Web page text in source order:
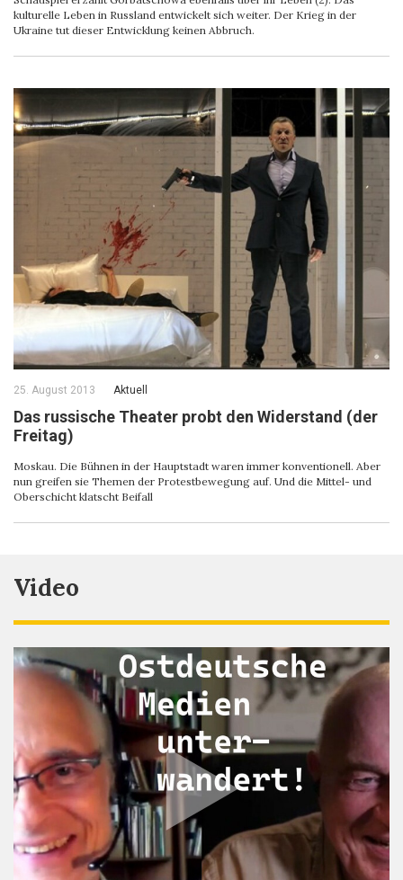
kulturelle Leben in Russland entwickelt sich weiter. Der Krieg in der
Ukraine tut dieser Entwicklung keinen Abbruch.
25. August 2013 Aktuell
Das russische Theater probt den Widerstand (der
Freitag)
Moskau. Die Bühnen in der Hauptstadt waren immer konventionell. Aber
nun greifen sie Themen der Protestbewegung auf. Und die Mittel- und
Oberschicht klatscht Beifall
Video